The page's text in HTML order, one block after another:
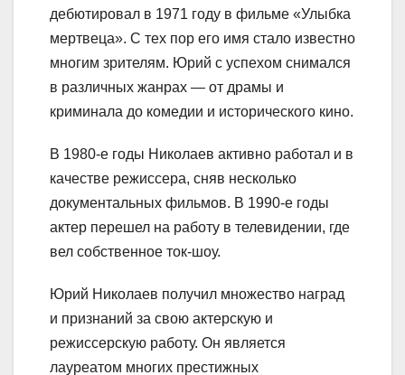
дебютировал в 1971 году в фильме «Улыбка
мертвеца». С тех пор его имя стало известно
многим зрителям. Юрий с успехом снимался
в различных жанрах — от драмы и
криминала до комедии и исторического кино.
В 1980-е годы Николаев активно работал и в
качестве режиссера, сняв несколько
документальных фильмов. В 1990-е годы
актер перешел на работу в телевидении, где
вел собственное ток-шоу.
Юрий Николаев получил множество наград
и признаний за свою актерскую и
режиссерскую работу. Он является
лауреатом многих престижных